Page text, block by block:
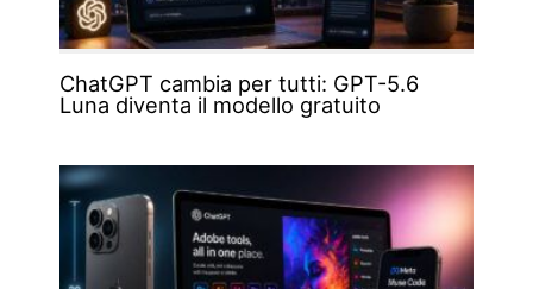
ChatGPT cambia per tutti: GPT-5.6
Luna diventa il modello gratuito